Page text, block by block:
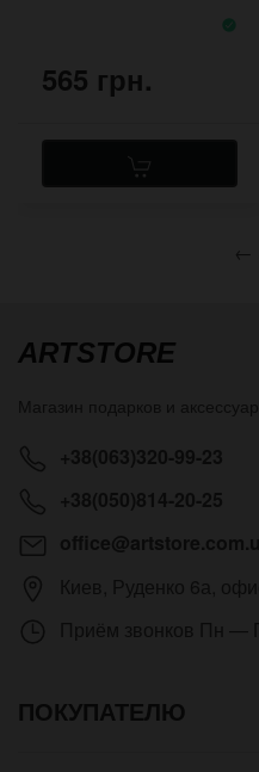
565 грн.
←
ARTSTORE
ПОКУПАТЕЛЮ